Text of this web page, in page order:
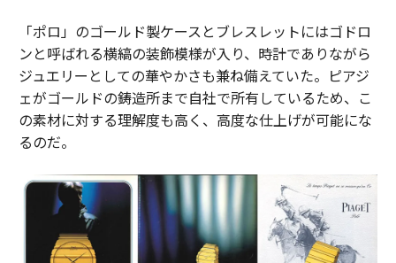
「ポロ」のゴールド製ケースとブレスレットにはゴドロ
ンと呼ばれる横縞の装飾模様が入り、時計でありながら
ジュエリーとしての華やかさも兼ね備えていた。ピアジ
ェがゴールドの鋳造所まで自社で所有しているため、こ
の素材に対する理解度も高く、高度な仕上げが可能にな
るのだ。